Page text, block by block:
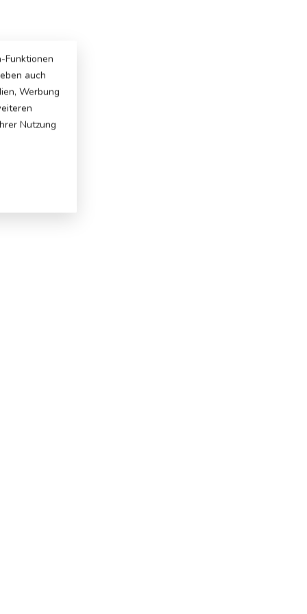
Funktionen
auch
Werbung
Nutzung